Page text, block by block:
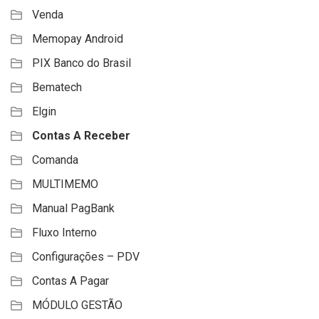
Venda
Memopay Android
PIX Banco do Brasil
Bematech
Elgin
Contas A Receber
Comanda
MULTIMEMO
Manual PagBank
Fluxo Interno
Configurações – PDV
Contas A Pagar
MÓDULO GESTÃO